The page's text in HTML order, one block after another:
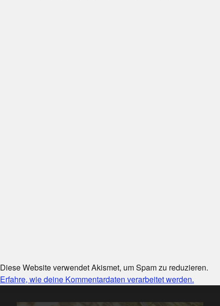
Diese Website verwendet Akismet, um Spam zu reduzieren.
Erfahre, wie deine Kommentardaten verarbeitet werden.